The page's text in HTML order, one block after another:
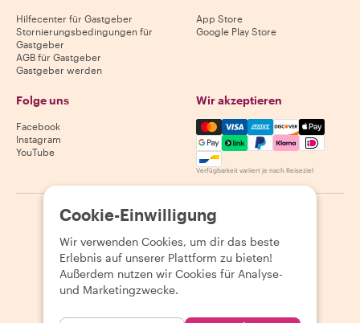
Hilfecenter für Gastgeber
Stornierungsbedingungen für
Gastgeber
AGB für Gastgeber
Gastgeber werden
App Store
Google Play Store
Folge uns
Facebook
Instagram
YouTube
Wir akzeptieren
Mastercard, Visa, Amex,
Verfügbarkeit variiert je nach Reiseziel
2026 Withlocals.com | Datenschutzerklärung
Seitenübersicht
Cookie-Einwilligung
Wir verwenden Cookies, um dir das beste
Erlebnis auf unserer Plattform zu bieten!
Außerdem nutzen wir Cookies für Analyse-
und Marketingzwecke.